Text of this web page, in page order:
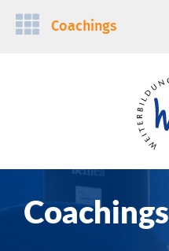
Navigation
Coachings
Coachings